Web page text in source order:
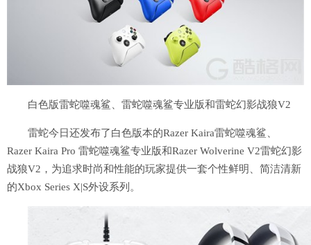
白色版雷蛇噬魂鲨、雷蛇噬魂鲨专业版和雷蛇幻影战狼V2
雷蛇今日还发布了白色版本的Razer Kaira雷蛇噬魂鲨、
Razer Kaira Pro 雷蛇噬魂鲨专业版和Razer Wolverine V2雷蛇幻影
战狼V2，为追求时尚和性能的玩家提供一套个性鲜明、简洁清新
的Xbox Series X|S外设系列。